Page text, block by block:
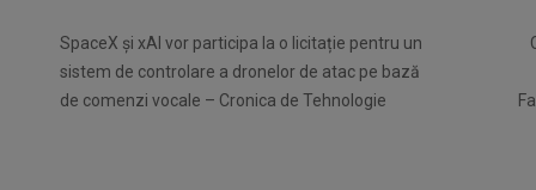
SpaceX și xAI vor participa la o licitație pentru un
sistem de controlare a dronelor de atac pe bază
de comenzi vocale – Cronica de Tehnologie